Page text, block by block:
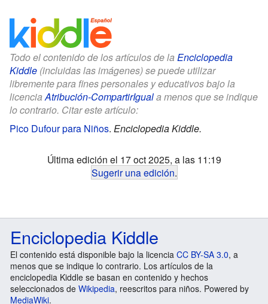
Todo el contenido de los artículos de la Enciclopedia
Kiddle (incluidas las imágenes) se puede utilizar
libremente para fines personales y educativos bajo la
licencia Atribución-CompartirIguala menos que se indique
lo contrario. Citar este artículo:
Pico Dufour para Niños. Enciclopedia Kiddle.
Última edición el 17 oct 2025, a las 11:19
Sugerir una edición.
Enciclopedia Kiddle
El contenido está disponible bajo la licencia CC BY-SA 3.0, a
menos que se indique lo contrario. Los artículos de la
enciclopedia Kiddle se basan en contenido y hechos
seleccionados de Wikipedia, reescritos para niños. Powered by
MediaWiki.